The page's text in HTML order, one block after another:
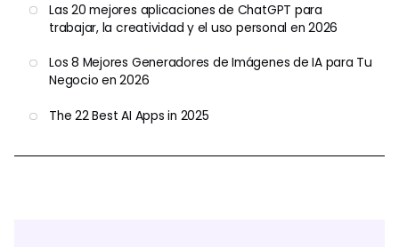
Las 20 mejores aplicaciones de ChatGPT para
trabajar, la creatividad y el uso personal en 2026
Los 8 Mejores Generadores de Imágenes de IA para Tu
Negocio en 2026
The 22 Best AI Apps in 2025